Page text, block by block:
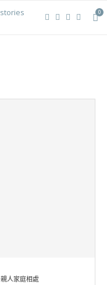
0
親人家庭相處